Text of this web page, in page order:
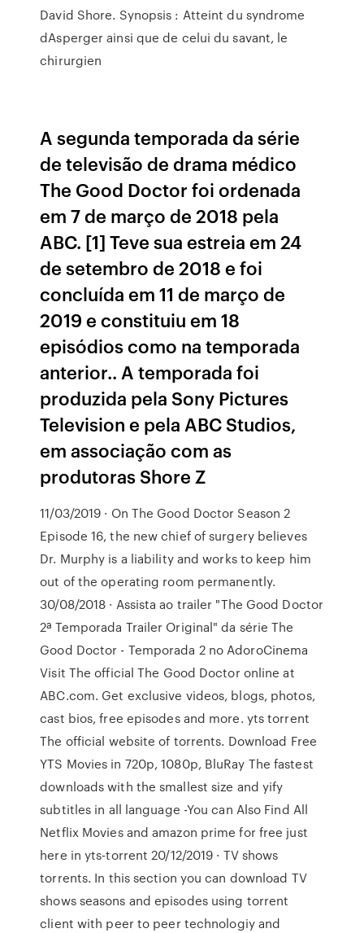
David Shore. Synopsis : Atteint du syndrome
dAsperger ainsi que de celui du savant, le
chirurgien
A segunda temporada da série
de televisão de drama médico
The Good Doctor foi ordenada
em 7 de março de 2018 pela
ABC. [1] Teve sua estreia em 24
de setembro de 2018 e foi
concluída em 11 de março de
2019 e constituiu em 18
episódios como na temporada
anterior.. A temporada foi
produzida pela Sony Pictures
Television e pela ABC Studios,
em associação com as
produtoras Shore Z
11/03/2019 · On The Good Doctor Season 2
Episode 16, the new chief of surgery believes
Dr. Murphy is a liability and works to keep him
out of the operating room permanently.
30/08/2018 · Assista ao trailer "The Good Doctor
2ª Temporada Trailer Original" da série The
Good Doctor - Temporada 2 no AdoroCinema
Visit The official The Good Doctor online at
ABC.com. Get exclusive videos, blogs, photos,
cast bios, free episodes and more. yts torrent
The official website of torrents. Download Free
YTS Movies in 720p, 1080p, BluRay The fastest
downloads with the smallest size and yify
subtitles in all language -You can Also Find All
Netflix Movies and amazon prime for free just
here in yts-torrent 20/12/2019 · TV shows
torrents. In this section you can download TV
shows seasons and episodes using torrent
client with peer to peer technologiy and